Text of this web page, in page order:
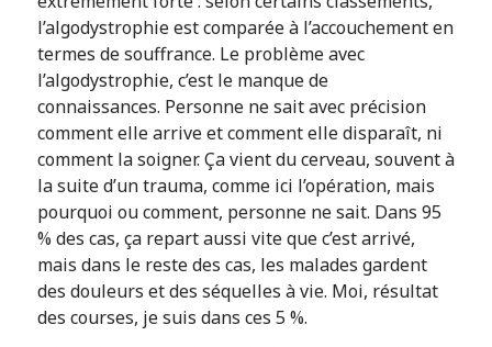
l’algodystrophie est comparée à l’accouchement en
termes de souffrance. Le problème avec
l’algodystrophie, c’est le manque de
connaissances. Personne ne sait avec précision
comment elle arrive et comment elle disparaît, ni
comment la soigner. Ça vient du cerveau, souvent à
la suite d’un trauma, comme ici l’opération, mais
pourquoi ou comment, personne ne sait. Dans 95
% des cas, ça repart aussi vite que c’est arrivé,
mais dans le reste des cas, les malades gardent
des douleurs et des séquelles à vie. Moi, résultat
des courses, je suis dans ces 5 %.